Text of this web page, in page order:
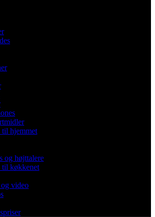
til hjemmet
og højttalere
til køkkenet
video